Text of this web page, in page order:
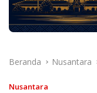
Beranda Nusantara
Nusantara